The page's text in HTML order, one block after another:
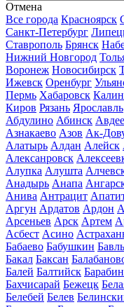
Отмена
Все города Красноярск
Санкт-Петербург
Ставрополь Брянск
Нижний Новгород
Воронеж Новосибирск
Ижевск Оренбург
Пермь Хабаровск
Киров Рязань Ярославль
Абдулино Абинск
Азнакаево Азов Ак-
Алатырь Алдан Алейск
Алексанровск
Алупка Алушта
Анадырь Анапа
Анива Антрацит
Аргун Ардатов Ардон
Арсеньев Арск Артем
Асбест Асино
Бабаево Бабушкин
Бакал Баксан
Балей Балтийск
Бахчисарай Бежецк
Белебей Белев